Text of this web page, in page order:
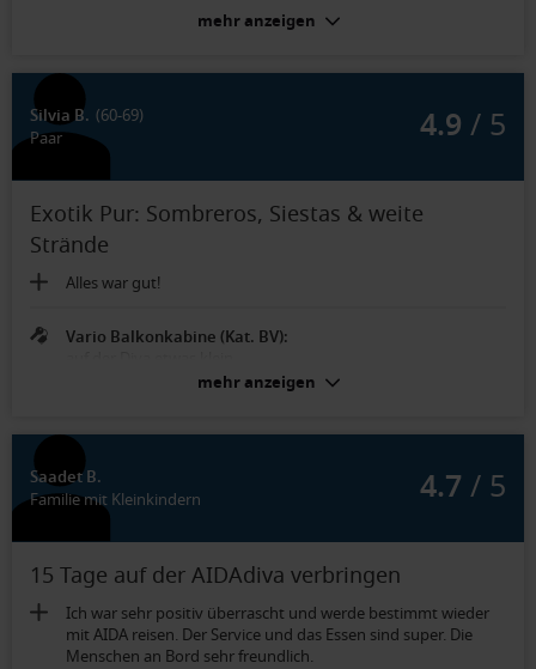
Buffet auf dem Pooldeck. Auftritte der AIDA Stars.
wäre es wünschenswert wenn bei jeden über Aida gebuchten
Ausflug ein deutsch sprechender bzw. übersetzender
Begleiter dabei wäre.
der Kabine war in die Jahre gekommen
mehr anzeigen
Silvia B. (60-69)
Paar
4.9 / 5
Exotik Pur: Sombreros, Siestas & weite
Strände
Alles war gut!
Vario Balkonkabine (Kat. BV):
mehr anzeigen
Saadet B.
Familie mit Kleinkindern
4.7 / 5
15 Tage auf der AIDAdiva verbringen
Ich war sehr positiv überrascht und werde bestimmt wieder
mit AIDA reisen. Der Service und das Essen sind super. Die
Menschen an Bord sehr freundlich.